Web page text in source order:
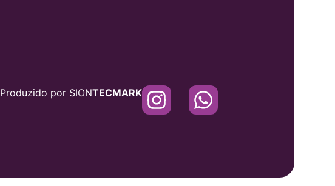
Produzido por SIONTECMARK